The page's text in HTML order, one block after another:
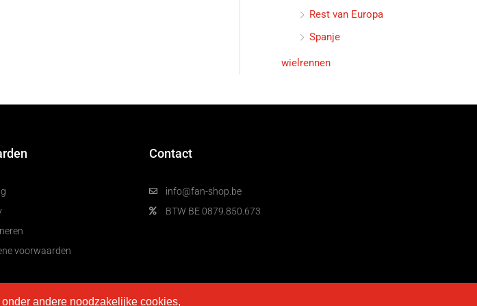
Rest van Europa
Spanje
wielrennen
voorwaarden
Contact
info@fan-shop.be
BTW BE 0879.850.673
andere noodzakelijke cookies,